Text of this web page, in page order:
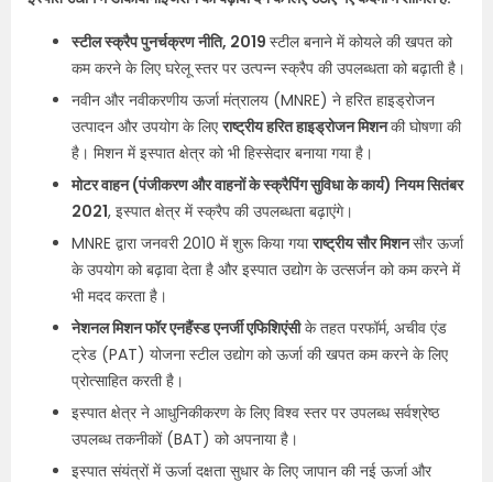
स्टील स्क्रैप पुनर्चक्रण नीति, 2019 स्टील बनाने में कोयले की खपत को
कम करने के लिए घरेलू स्तर पर उत्पन्न स्क्रैप की उपलब्धता को बढ़ाती है।
नवीन और नवीकरणीय ऊर्जा मंत्रालय (MNRE) ने हरित हाइड्रोजन
उत्पादन और उपयोग के लिएराष्ट्रीय हरित हाइड्रोजन मिशनकी घोषणा की
है। मिशन में इस्पात क्षेत्र को भी हिस्सेदार बनाया गया है।
मोटर वाहन (पंजीकरण और वाहनों के स्क्रैपिंग सुविधा के कार्य) नियम सितंबर
2021, इस्पात क्षेत्र में स्क्रैप की उपलब्धता बढ़ाएंगे।
MNRE द्वारा जनवरी 2010 में शुरू किया गयाराष्ट्रीय सौर मिशनसौर ऊर्जा
के उपयोग को बढ़ावा देता है और इस्पात उद्योग के उत्सर्जन को कम करने में
भी मदद करता है।
नेशनल मिशन फॉर एनहैंस्ड एनर्जी एफिशिएंसीके तहत परफॉर्म, अचीव एंड
ट्रेड (PAT) योजना स्टील उद्योग को ऊर्जा की खपत कम करने के लिए
प्रोत्साहित करती है।
इस्पात क्षेत्र ने आधुनिकीकरण के लिए विश्व स्तर पर उपलब्ध सर्वश्रेष्ठ
उपलब्ध तकनीकों (BAT) को अपनाया है।
इस्पात संयंत्रों में ऊर्जा दक्षता सुधार के लिए जापान की नई ऊर्जा और